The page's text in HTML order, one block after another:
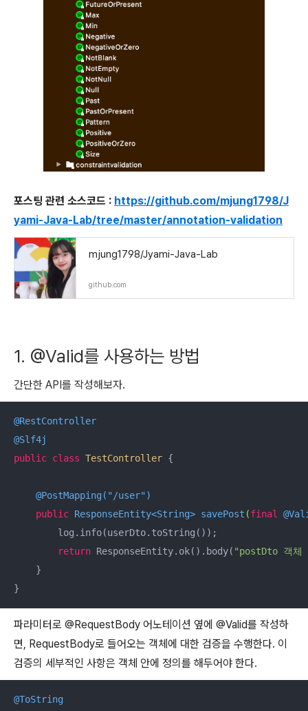
포스팅 관련 소스코드 : https://github.com/mjung1798/J
yami-Java-Lab/tree/master/annotation-validation
mjung1798/Jyami-Java-Lab
github.com
1. @Valid를 사용하는 방법
간단한 API를 작성해보자.
@RestController
@Slf4j
public class TestController {
@PostMapping("/user")
public ResponseEntity<String> savePost (final
        log.info(userDto.toString());
return ResponseEntity.ok().body( "postDto 객체
    }
}
파라미터로 @RequestBody 어노테이션 옆에 @Valid를 작성하
면, RequestBody로 들어오는 객체에 대한 검증을 수행한다. 이
검증의 세부적인 사항은 객체 안에 정의를 해두어야 한다.
@ToString